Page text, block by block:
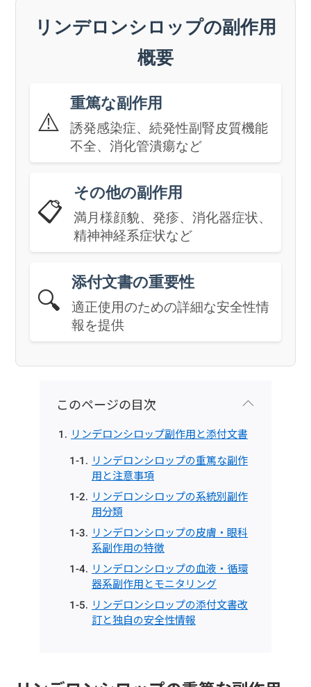
リンデロンシロップの副作用
概要
⚠️
重篤な副作用
誘発感染症、続発性副腎皮質機能
不全、消化管潰瘍など
📋
その他の副作用
満月様顔貌、発疹、消化器症状、
精神神経系症状など
🔍
添付文書の重要性
適正使用のための詳細な安全性情
報を提供
このページの目次
リンデロンシロップ副作用と添付文書
リンデロンシロップの重篤な副作
用と注意事項
リンデロンシロップの系統別副作
用分類
リンデロンシロップの皮膚・眼科
系副作用の特徴
リンデロンシロップの血液・循環
器系副作用とモニタリング
リンデロンシロップの添付文書改
訂と独自の安全性情報